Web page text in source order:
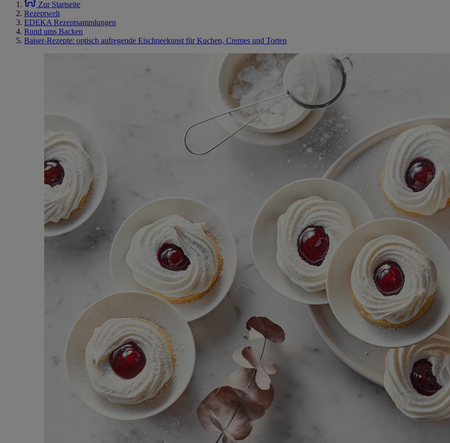
Zur Startseite
Rezeptwelt
EDEKA Rezeptsammlungen
Rund ums Backen
Baiser-Rezepte: optisch aufregende Eischneekunst für Kuchen, Cremes und Torten